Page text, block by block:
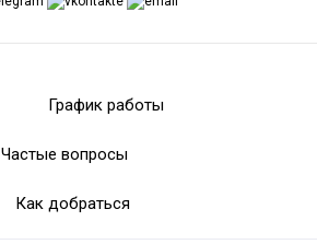
График работы
Частые вопросы
Как добраться